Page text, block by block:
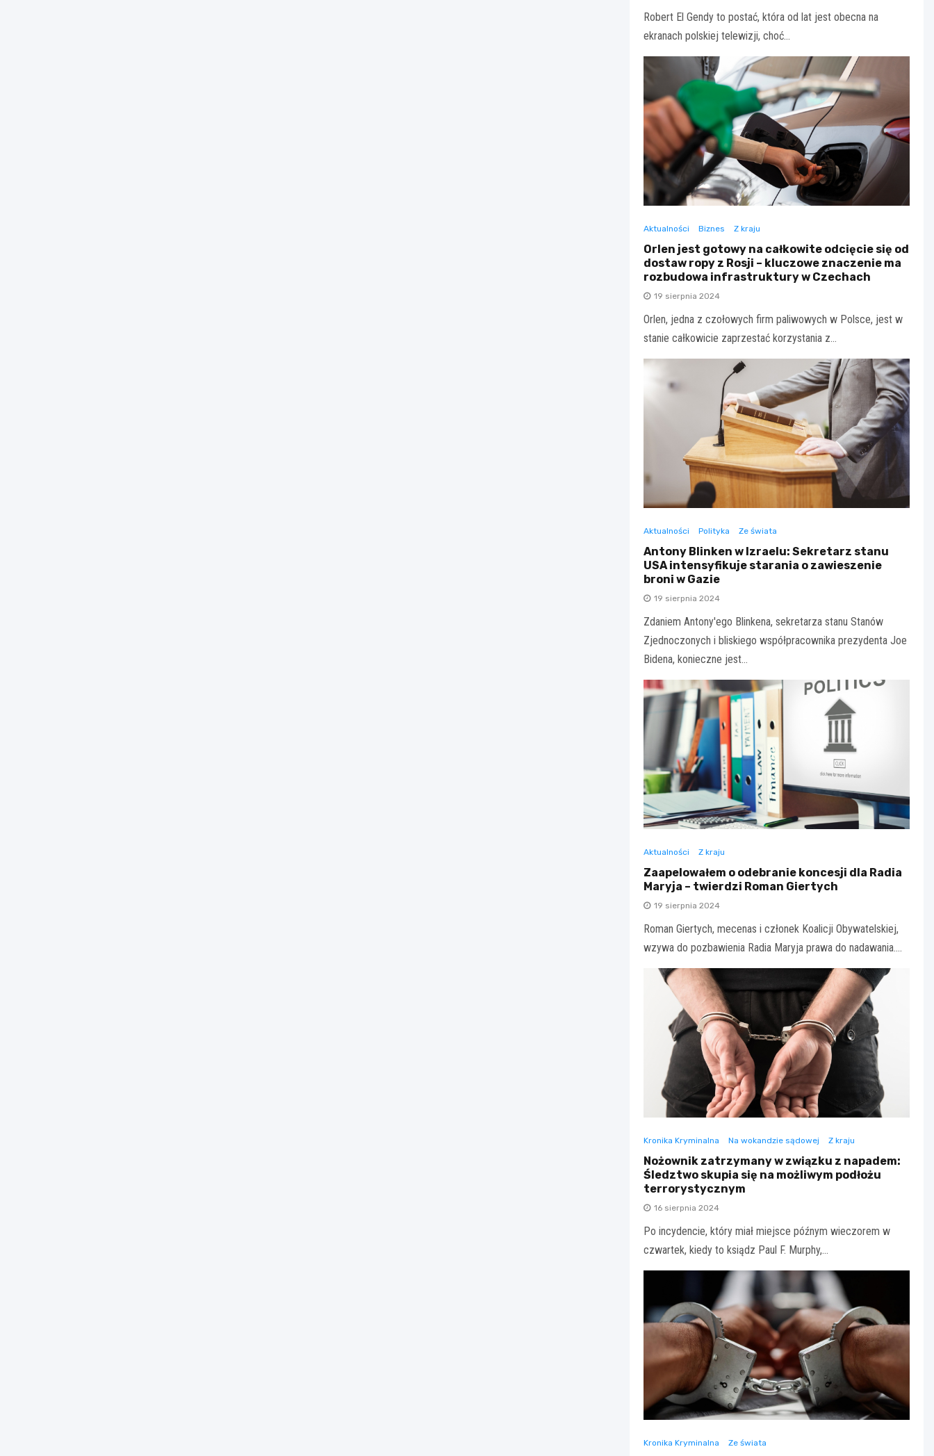
Robert El Gendy to postać, która od lat jest obecna na
ekranach polskiej telewizji, choć…
Aktualności Biznes Z kraju
Orlen jest gotowy na całkowite odcięcie się od
dostaw ropy z Rosji – kluczowe znaczenie ma
rozbudowa infrastruktury w Czechach
19 sierpnia 2024
Orlen, jedna z czołowych firm paliwowych w Polsce, jest w
stanie całkowicie zaprzestać korzystania z…
Aktualności Polityka Ze świata
Antony Blinken w Izraelu: Sekretarz stanu
USA intensyfikuje starania o zawieszenie
broni w Gazie
19 sierpnia 2024
Zdaniem Antony'ego Blinkena, sekretarza stanu Stanów
Zjednoczonych i bliskiego współpracownika prezydenta Joe
Bidena, konieczne jest…
Aktualności Z kraju
Zaapelowałem o odebranie koncesji dla Radia
Maryja – twierdzi Roman Giertych
19 sierpnia 2024
Roman Giertych, mecenas i członek Koalicji Obywatelskiej,
wzywa do pozbawienia Radia Maryja prawa do nadawania.…
Kronika Kryminalna Na wokandzie sądowej Z kraju
Nożownik zatrzymany w związku z napadem:
Śledztwo skupia się na możliwym podłożu
terrorystycznym
16 sierpnia 2024
Po incydencie, który miał miejsce późnym wieczorem w
czwartek, kiedy to ksiądz Paul F. Murphy,…
Kronika Kryminalna Ze świata